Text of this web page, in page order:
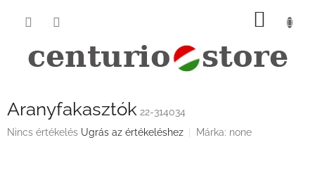
KOSÁR
Aranyfakasztók 22-314034
A
Nincs értékelés Ugrás az értékeléshez Márka: none